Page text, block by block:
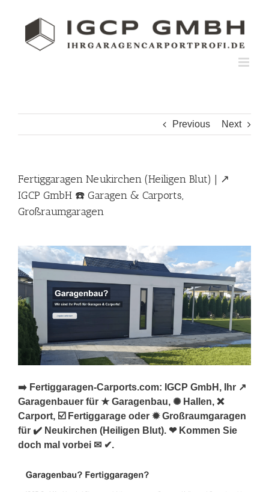
Previous Next
Fertiggaragen Neukirchen (Heiligen Blut) | ↗️
IGCP GmbH ☎️ Garagen & Carports,
Großraumgaragen
➡️ Fertiggaragen-Carports.com: IGCP GmbH, Ihr ↗️
Garagenbauer für ★ Garagenbau, ✺ Hallen, ❌
Carport, ☑️ Fertiggarage oder ✹ Großraumgaragen
für ✔️ Neukirchen (Heiligen Blut). ❤ Kommen Sie
doch mal vorbei ✉ ✔.